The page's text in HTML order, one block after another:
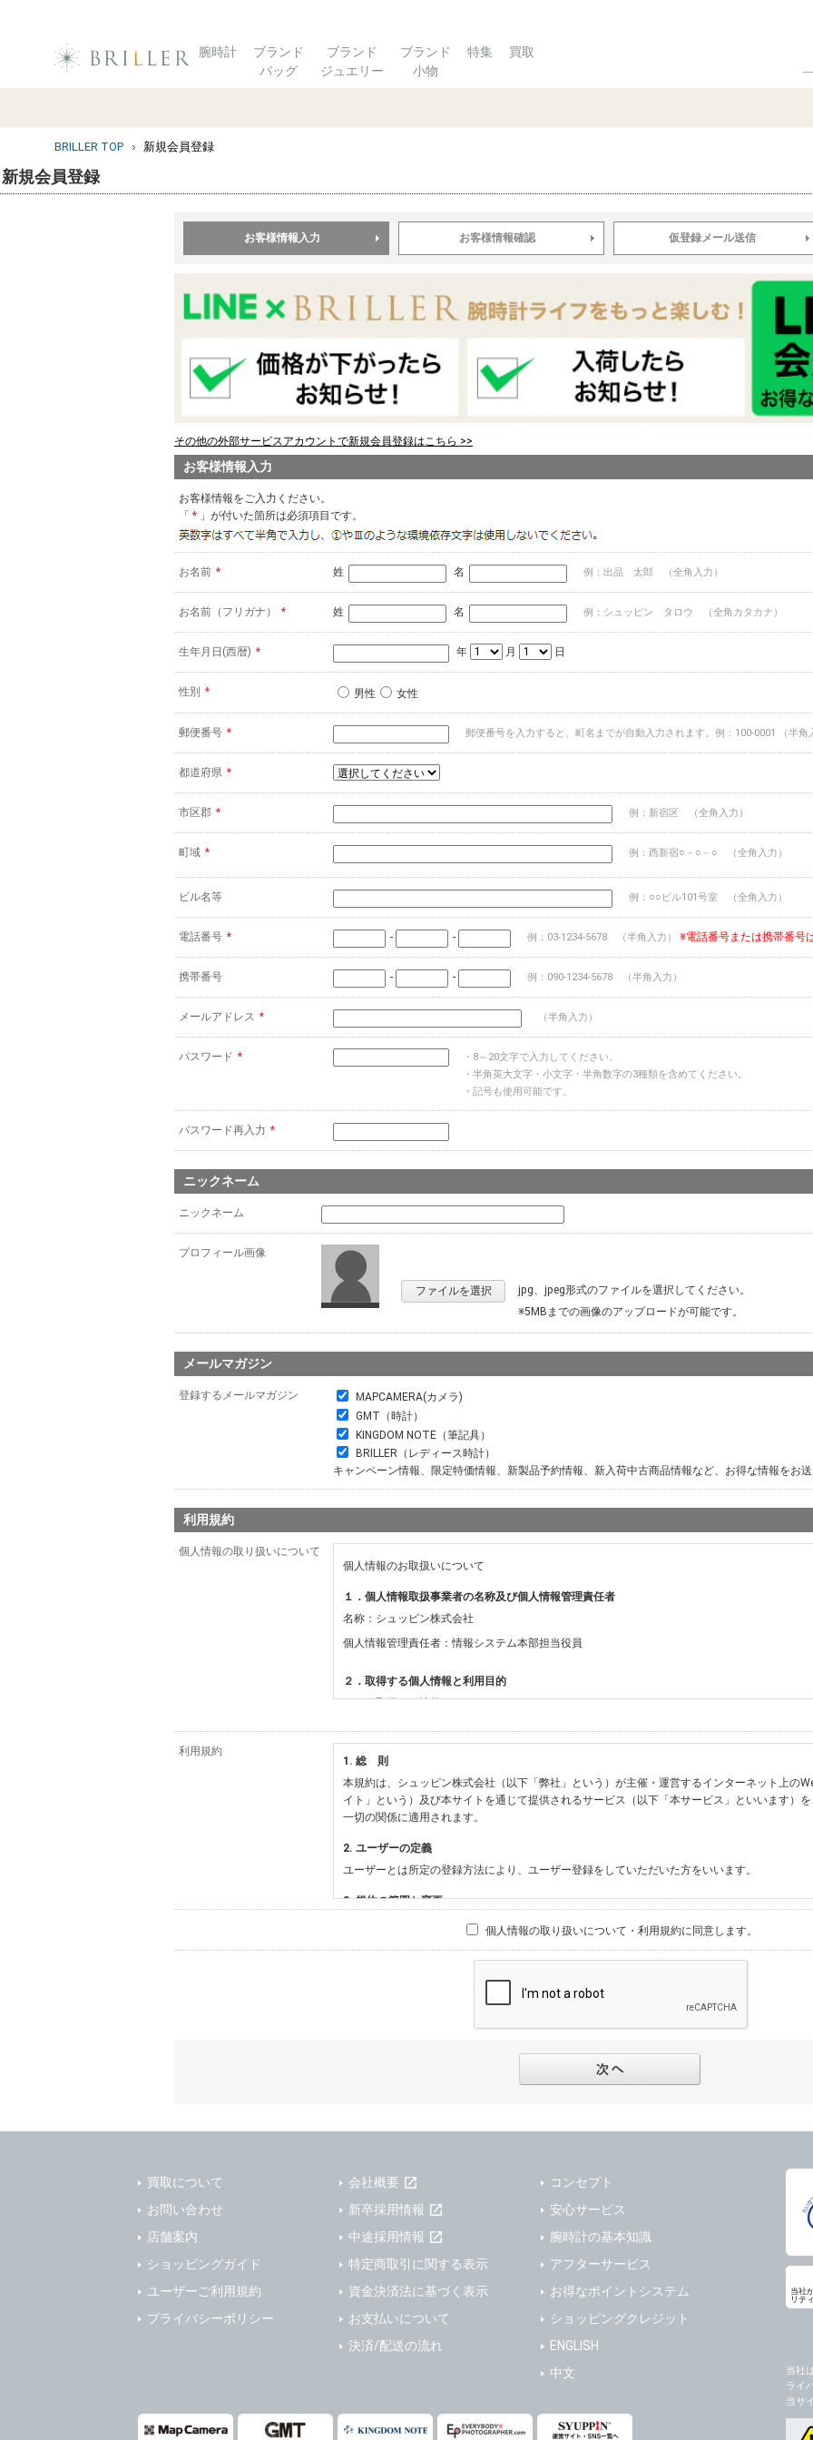
腕時計
ブランド
バッグ
ブランド
ジュエリー
ブランド
小物
特集 買取
BRILLER TOP 新規会員登録
新規会員登録
お客様情報入力 お客様情報確認 仮登録メール送信
その他の外部サービスアカウントで新規会員登録はこちら >>
お客様情報入力
お客様情報をご入力ください。
「 * 」が付いた箇所は必須項目です。
お名前 * 姓 名 例：出品 太郎 （全角入力）
お名前（フリガナ） * 姓 名 例：シュッピン タロウ （全角カタカナ）
生年月日(西暦) * 年 月 日
性別 * 男性 女性
郵便番号 * 郵便番号を入力すると、町名までが自動入力されます。例：100-0001 （半角
都道府県 *
市区郡 * 例：新宿区 （全角入力）
町域 * 例：西新宿○－○－○ （全角入力）
ビル名等 例：○○ビル101号室 （全角入力）
電話番号 * - - 例：03-1234-5678 （半角入力） ※電話番号または携帯番号
携帯番号 - - 例：090-1234-5678 （半角入力）
メールアドレス * （半角入力）
パスワード *
・8～20文字で入力してください。
・半角英大文字・小文字・半角数字の3種類を含めてください。
・記号も使用可能です。
パスワード再入力 *
ニックネーム
ニックネーム
プロフィール画像
ファイルを選択
jpg、jpeg形式のファイルを選択してください。
※5MBまでの画像のアップロードが可能です。
メールマガジン
登録するメールマガジン
MAPCAMERA(カメラ)
GMT（時計）
KINGDOM NOTE（筆記具）
BRILLER（レディース時計）
キャンペーン情報、限定特価情報、新製品予約情報、新入荷中古商品情報など、お得な情報をお
利用規約
個人情報の取り扱いについて
個人情報のお取扱いについて
１．個人情報取扱事業者の名称及び個人情報管理責任者
名称：シュッピン株式会社
個人情報管理責任者：情報システム本部担当役員
２．取得する個人情報と利用目的
（１）取得する情報
・必須登録：氏名、生年月日、性別、住所、電話番号、メールアドレス、パスワード
・任意登録：ニックネーム、プロフィール画像、希望するメールマガジンの種類
【当社サービスをご利用時に当社が取得またはご提供いただく情報】
・お支払いやお振込みに関わる情報（クレジットカード・銀行口座・電子マネー等の決済時に
・法律上の要請等により、本人確認を行うための本人確認書類（運転免許証、健康保険証、住
・EVERYBODY×PHOTOGRAPHER.comのご利用に伴いご登録いただいた、広範囲設定をご希
影機材や機材の設定等に関する情報、および画像データとその画像データに含まれる情報
・当社ウェブサイト・サービス内のクッキー情報
【外部サービスアカウントを利用される場合】
会員登録時にソーシャルネットワーキングサービス等の外部サービスとの連携を許可した場合
・当社物品販売、古物買取事業および個人・法人の売買仲介業に伴うご案内、契約、申し込み
・メールマガジンの配信、および当社が提供する商品・サービスについてのアンケート実施の
・EVERYBODY×PHOTOGRAPHER.comのフォトシェアリングサービス運営のため
(1)ご本人の同意がある場合。なお第三者に提供する場合には原則として、機密保持、再提供の
止することを契約の条件といたします。
(2)法令等により開示を求められた場合。
(3)ご本人または公衆の生命、身体又は財産の保護のために必要がある場合であって、本人の同
本人の同意を得ることにより当該事務の遂行に支障を及ぼすおそれがあるとき。
(5)業務を円滑に進めるために、外部業者に個人データの一部又は全部の処理を委託する場合（
当社への個人情報の提供はお客様の任意ですが、必要な個人情報をご提供いただけない場合、
ますのでご了承下さい。
利用規約
1. 総 則
本規約は、シュッピン株式会社（以下「弊社」という）が主催・運営するインターネット上の
イト」という）及び本サイトを通じて提供されるサービス（以下「本サービス」といいます）
一切の関係に適用されます。
2. ユーザーの定義
ユーザーとは所定の登録方法により、ユーザー登録をしていただいた方をいいます。
3. 規約の範囲と変更
1) 本規約は、本サイト及び本サービスの利用に関し、弊社及び全てのユーザーに適用されます。
2) 弊社が別途規定する個別規定、及び弊社が随時本サイト内に掲示またはユーザーに対し通知
す。本規約と個別規定及び追加規定が異なる場合は、個別規定及び追加規定が優先するものと
3) 弊社はユーザーの承諾を得ることなく、本規約を変更できるものとし、ユーザーはこれを承
た場合は、本サイト内に掲示またはユーザーに対し通知するものとし、その後にユーザーが本
1) ユーザーは、本サイトの利用に際し、ユーザー本人のユーザーID、パスワード、メールアド
します。
に届け出るものとします。
3) 弊社は一年以上に亘って使用がないユーザーIDとこれに伴う個人情報を抹消することができ
4) ユーザーID、パスワード、メールアドレス及びこれに伴う個人情報の管理不十分、使用上の
は、ユーザーが負うものとし、弊社は一切責任を負いません。
1) ユーザーは、メールアドレスその他の登録事項に変更が生じた場合、直ちに弊社所定の変更
2) 弊社はユーザーの入会申込により知り得た情報、またはユーザーが本サイト及び本サービス
報に関し、以下の項目に該当する場合に利用することができるものとします。
(1) 統計した情報のみを開示し、ユーザーの個人情報を表示しない場合。
(3) ユーザーが個人情報の開示について同意している場合。
個人情報の取り扱いについて・利用規約に同意します。
買取について
お問い合わせ
店舗案内
ショッピングガイド
ユーザーご利用規約
プライバシーポリシー
会社概要
新卒採用情報
中途採用情報
特定商取引に関する表示
資金決済法に基づく表示
お支払いについて
決済/配送の流れ
コンセプト
安心サービス
腕時計の基本知識
アフターサービス
お得なポイントシステム
ショッピングクレジット
ENGLISH
中文
当社
リテ
当社
ライ
当サ